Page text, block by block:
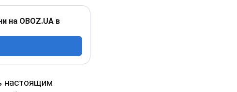
на OBOZ.UA в
настоящим